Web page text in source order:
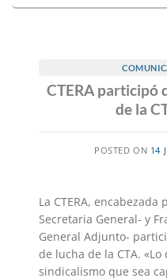
CTERA participó
de la
POSTED ON 14
La CTERA,
Secretaria General- y
General Adjunto-
de lucha de la CTA.
sindicalismo que sea